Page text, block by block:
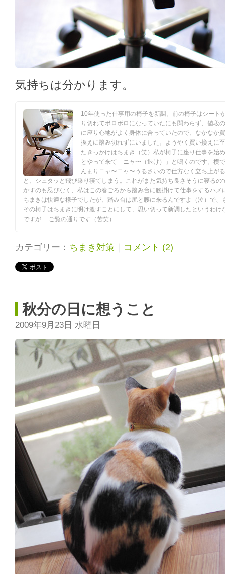
気持ちは分かります。
10年使った仕事用の椅子を新調。前の椅子はシート
り切れてボロボロになっていたにも関わらず、値段
に座り心地がよく身体に合っていたので、なかなか
換えに踏み切れずにいました。ようやく買い換えに
たきっかけはちまき（笑）私が椅子に座り仕事を始
とやって来て「ニャ〜（退け）」と鳴くのです。横
んまりニャ〜ニャ〜うるさいので仕方なく立ち上がる
と、シュタッと飛び乗り寝てしまう。これがまた気持ち良さそうに寝るの
かすのも忍びなく、私はこの春ごろから踏み台に腰掛けて仕事をするハメ
ちまきは快適な様子でしたが、踏み台は尻と腰に来るんですよ（泣）で、
その椅子はちまきに明け渡すことにして、思い切って新調したというわけ
ですが… ご覧の通りです（苦笑）
カテゴリー： ちまき対策 コメント (2)
秋分の日に想うこと
2009年9月23日 水曜日